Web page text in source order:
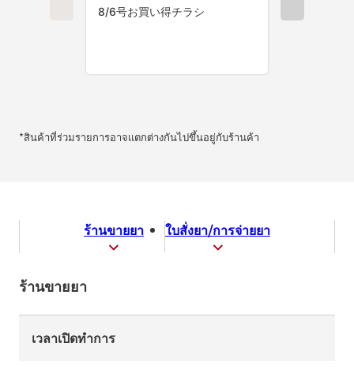
*สินค้าที่ร่วมรายการอาจแตกต่างกันไปขึ้นอยู่กับร้านค้า
ร้านขายยา ใบสั่งยา/การจ่ายยา
ร้านขายยา
เวลาเปิดทำการ